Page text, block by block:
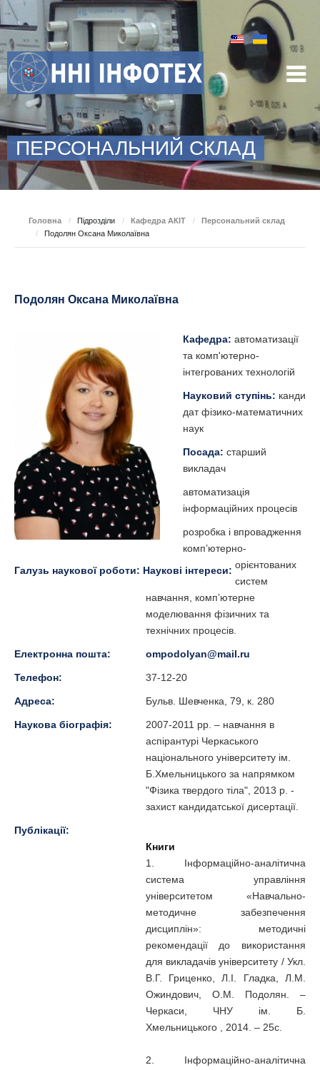
ПЕРСОНАЛЬНИЙ СКЛАД
Головна / Підрозділи / Кафедра АКІТ /
Персональний склад
/
Подолян Оксана Миколаївна
Подолян Оксана Миколаївна
Кафедра: автоматизації
та комп'ютерно-
інтегрованих технологій
Науковий ступінь: канди
дат фізико-математичних
наук
Посада: старший
викладач
Галузь наукової роботи:
автоматизація
інформаційних процесів
Наукові інтереси:
розробка і впровадження
комп’ютерно-
орієнтованих
систем
навчання, комп’ютерне
моделювання фізичних та
технічних процесів.
Електронна пошта: ompodolyan@mail.ru
Телефон: 37-12-20
Адреса: Бульв. Шевченка, 79, к. 280
Наукова біографія:
2007-2011 рр. – навчання в
аспірантурі Черкаського
національного університету ім.
Б.Хмельницького за напрямком
"Фізика твердого тіла", 2013 р. -
захист кандидатської дисертації.
Публікації:
Книги
1. Інформаційно-аналітична
система управління
університетом «Навчально-
методичне забезпечення
дисциплін»: методичні
рекомендації до використання
для викладачів університету / Укл.
В.Г. Гриценко, Л.І. Гладка, Л.М.
Ожиндович, О.М. Подолян. –
Черкаси, ЧНУ ім. Б.
Хмельницького , 2014. – 25с.
2. Інформаційно-аналітична